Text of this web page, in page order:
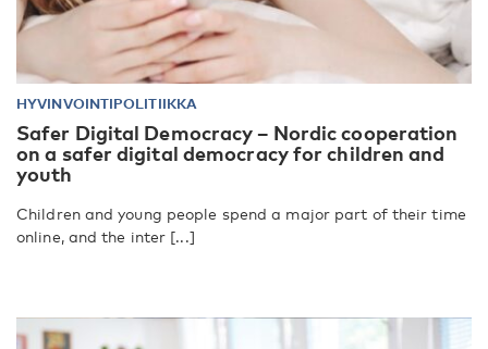
HYVINVOINTIPOLITIIKKA
Safer Digital Democracy – Nordic cooperation
on a safer digital democracy for children and
youth
Children and young people spend a major part of their time
online, and the inter [...]